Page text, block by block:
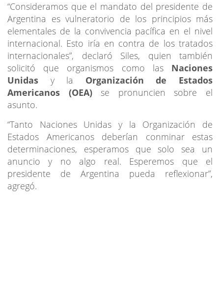
“Consideramos que el mandato del presidente de
Argentina es vulneratorio de los principios más
elementales de la convivencia pacífica en el nivel
internacional. Esto iría en contra de los tratados
internacionales”, declaró Siles, quien también
solicitó que organismos como las Naciones
Unidas y la Organización de Estados
Americanos (OEA)se pronuncien sobre el
asunto.
“Tanto Naciones Unidas y la Organización de
Estados Americanos deberían conminar estas
determinaciones, esperamos que solo sea un
anuncio y no algo real. Esperemos que el
presidente de Argentina pueda reflexionar”,
agregó.